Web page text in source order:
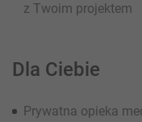
z Twoim projektem
Dla Ciebie
Prywatna opieka